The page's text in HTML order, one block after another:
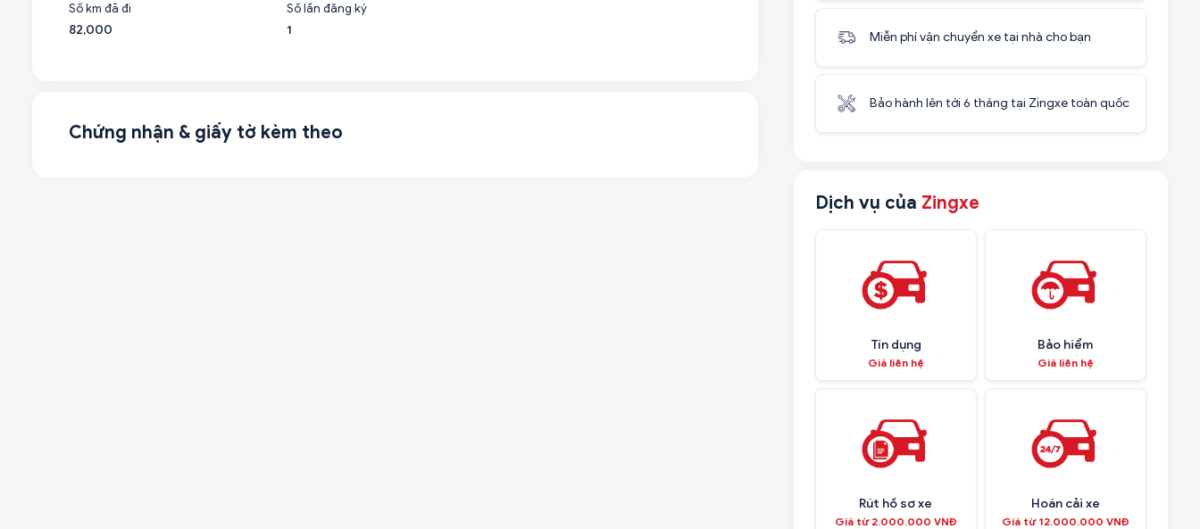
Miễn phí vận chuyển xe tại nhà cho bạn
Bảo hành lên tới 6 tháng tại Zingxe toàn quốc
Dịch vụ của Zingxe
Tín dụng
Giá liên hệ
Bảo hiểm
Giá liên hệ
Rút hồ sơ xe
Giá từ 2.000.000 VNĐ
Hoán cải xe
Giá từ 12.000.000 VNĐ
Số km đã đi
82,000
Số lần đăng ký
1
Chứng nhận & giấy tờ kèm theo